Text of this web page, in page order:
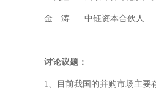
金 涛 中钰资本合伙人
讨论议题：
1、目前我国的并购市场主要